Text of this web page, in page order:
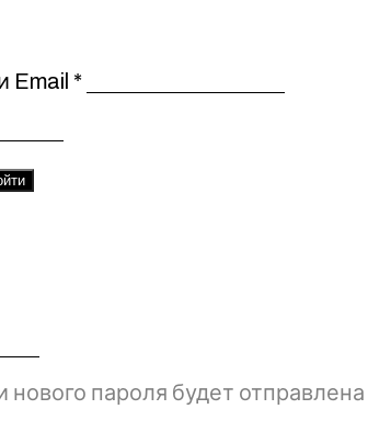
Email *Обязательно
нового пароля будет